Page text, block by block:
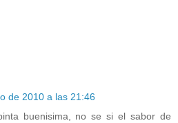
de 2010 a las 21:46
buenisima, no se si el sabor de